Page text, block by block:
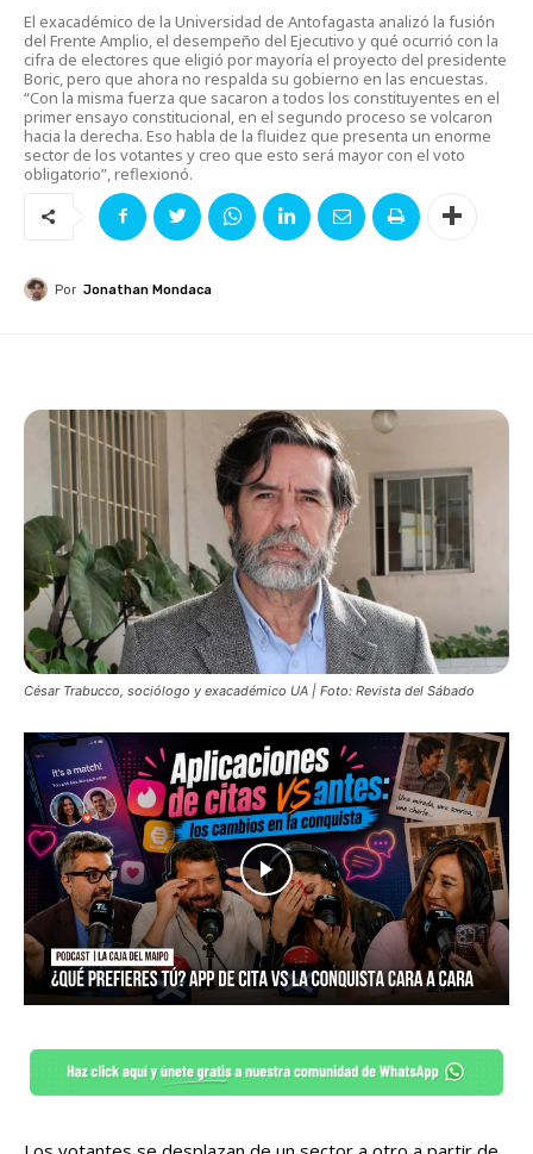
El exacadémico de la Universidad de Antofagasta analizó la fusión
del Frente Amplio, el desempeño del Ejecutivo y qué ocurrió con la
cifra de electores que eligió por mayoría el proyecto del presidente
Boric, pero que ahora no respalda su gobierno en las encuestas.
“Con la misma fuerza que sacaron a todos los constituyentes en el
primer ensayo constitucional, en el segundo proceso se volcaron
hacia la derecha. Eso habla de la fluidez que presenta un enorme
sector de los votantes y creo que esto será mayor con el voto
obligatorio”, reflexionó.
Por Jonathan Mondaca
César Trabucco, sociólogo y exacadémico UA | Foto: Revista del Sábado